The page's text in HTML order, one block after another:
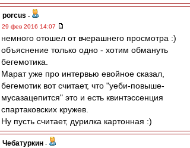
porcus -
29 фев 2016 14:07
немного отошел от вчерашнего просмотра :)
объяснение только одно - хотим обмануть
бегемотика.
Марат уже про интервью евойное сказал,
бегемотик вот считает, что "уеби-повыше-
мусазацепится" это и есть квинтэссенция
спартаковских кружев.
Ну пусть считает, дурилка картонная :)
Чебатуркин -